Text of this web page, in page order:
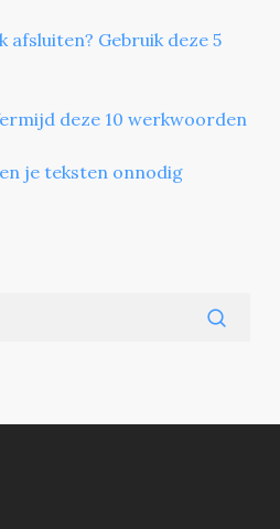
afsluiten? Gebruik deze 5
deze 10 werkwoorden
je teksten onnodig